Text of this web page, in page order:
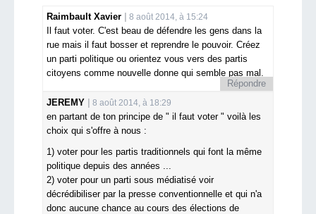
Raimbault Xavier 8 août 2014, à 15:24
Il faut voter. C'est beau de défendre les gens dans la
rue mais il faut bosser et reprendre le pouvoir. Créez
un parti politique ou orientez vous vers des partis
citoyens comme nouvelle donne qui semble pas mal.
Répondre
JEREMY
8 août 2014, à 18:29
en partant de ton principe de " il faut voter " voilà les
choix qui s'offre à nous :
1) voter pour les partis traditionnels qui font la même
politique depuis des années ...
2) voter pour un parti sous médiatisé voir
décrédibiliser par la presse conventionnelle et qui n'a
donc aucune chance au cours des élections de